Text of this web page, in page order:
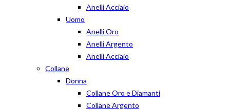
Anelli Acciaio
Uomo
Anelli Oro
Anelli Argento
Anelli Acciaio
Collane
Donna
Collane Oro e Diamanti
Collane Argento